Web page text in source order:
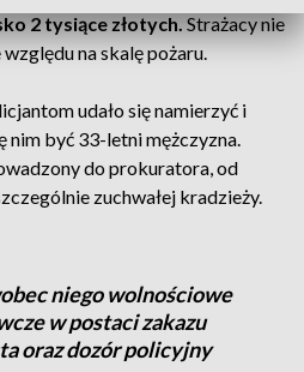
2 tysiące złotych. Strażacy nie
na skalę pożaru.
udało się namierzyć i
nim być 33-letni mężczyzna.
do prokuratora, od
zuchwałej kradzieży.
niego wolnościowe
w postaci zakazu
oraz dozór policyjny